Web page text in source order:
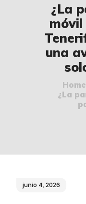
¿La
móvil
una
Home
¿La
🔧
🛠️
👉
📞
✅
junio 4, 2026